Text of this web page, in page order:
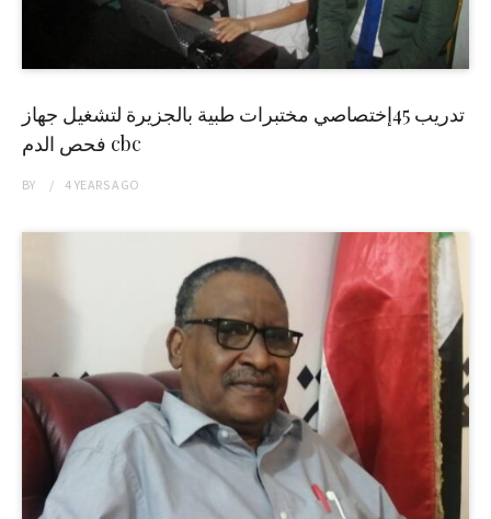
تدريب 45إختصاصي مختبرات طبية بالجزيرة لتشغيل جهاز
فحص الدم cbc
BY 4 YEARSAGO